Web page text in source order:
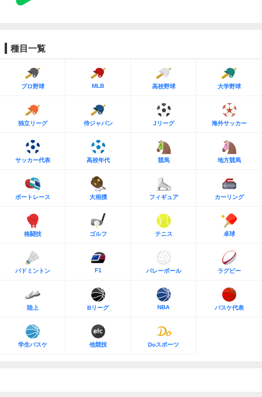
種目一覧
プロ野球 MLB 高校野球 大学野球
独立リーグ 侍ジャパン Jリーグ 海外サッカー
サッカー代表 高校年代 競馬 地方競馬
ボートレース 大相撲 フィギュア カーリング
格闘技 ゴルフ テニス 卓球
バドミントン F1 バレーボール ラグビー
陸上 Bリーグ NBA バスケ代表
学生バスケ 他競技 Doスポーツ